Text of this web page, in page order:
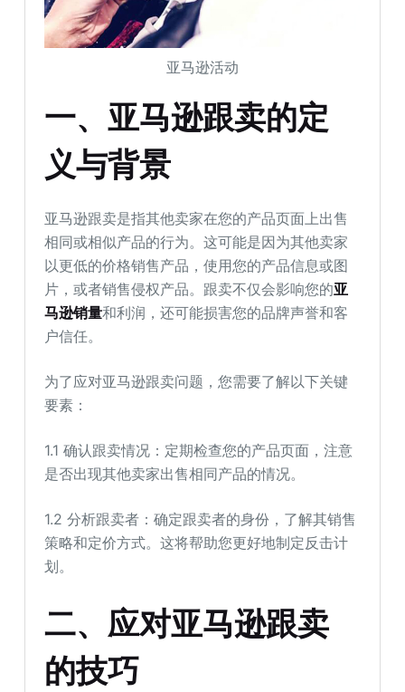
亚马逊活动
一、亚马逊跟卖的定
义与背景
亚马逊跟卖是指其他卖家在您的产品页面上出售
相同或相似产品的行为。这可能是因为其他卖家
以更低的价格销售产品，使用您的产品信息或图
片，或者销售侵权产品。跟卖不仅会影响您的亚
马逊销量和利润，还可能损害您的品牌声誉和客
户信任。
为了应对亚马逊跟卖问题，您需要了解以下关键
要素：
1.1 确认跟卖情况：定期检查您的产品页面，注意
是否出现其他卖家出售相同产品的情况。
1.2 分析跟卖者：确定跟卖者的身份，了解其销售
策略和定价方式。这将帮助您更好地制定反击计
划。
二、应对亚马逊跟卖
的技巧